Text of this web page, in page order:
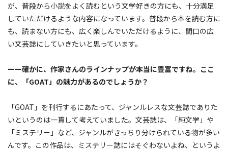
が、普段から小説をよく読むという文学好きの方にも、十分満足
していただけるような内容になっています。普段から本を読む方に
も、読まない方にも、広く楽しんでいただけるように、間口の広
い文芸誌にしていきたいと思っています。
ーー確かに、作家さんのラインナップが本当に豊富ですね。ここ
に、「GOAT」の魅力があるのでしょうか？
「GOAT」を刊行するにあたって、ジャンルレスな文芸誌でありた
いというのは一貫して考えていました。文芸誌は、「純文学」や
「ミステリー」など、ジャンルがきっちり分けられている物が多い
んです。この作品は、ミステリー誌にはそぐわないよね、というよ